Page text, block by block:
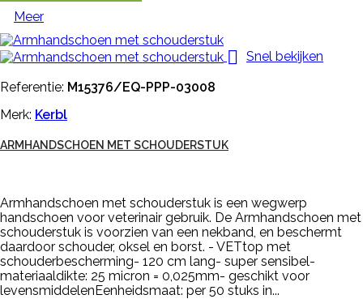
Meer
 Snel bekijken
Referentie: M15376/EQ-PPP-03008
Merk: Kerbl
ARMHANDSCHOEN MET SCHOUDERSTUK
Armhandschoen met schouderstuk is een wegwerp
handschoen voor veterinair gebruik. De Armhandschoen met
schouderstuk is voorzien van een nekband, en beschermt
daardoor schouder, oksel en borst. - VETtop met
schouderbescherming- 120 cm lang- super sensibel-
materiaaldikte: 25 micron = 0,025mm- geschikt voor
levensmiddelenEenheidsmaat: per 50 stuks in...